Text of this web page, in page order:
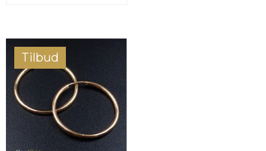
Tilbud